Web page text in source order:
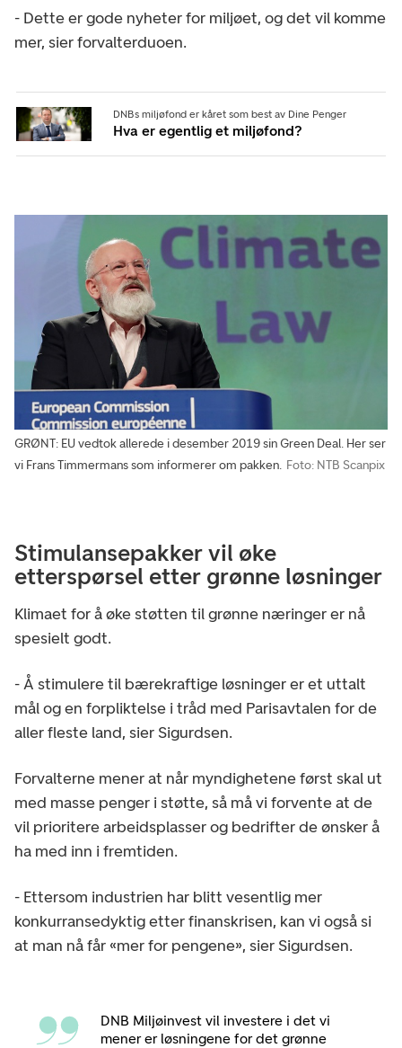
- Dette er gode nyheter for miljøet, og det vil komme
mer, sier forvalterduoen.
DNBs miljøfond er kåret som best av Dine Penger
Hva er egentlig et miljøfond?
GRØNT: EU vedtok allerede i desember 2019 sin Green Deal. Her ser
vi Frans Timmermans som informerer om pakken. Foto: NTB Scanpix
Stimulansepakker vil øke
etterspørsel etter grønne løsninger
Klimaet for å øke støtten til grønne næringer er nå
spesielt godt.
- Å stimulere til bærekraftige løsninger er et uttalt
mål og en forpliktelse i tråd med Parisavtalen for de
aller fleste land, sier Sigurdsen.
Forvalterne mener at når myndighetene først skal ut
med masse penger i støtte, så må vi forvente at de
vil prioritere arbeidsplasser og bedrifter de ønsker å
ha med inn i fremtiden.
- Ettersom industrien har blitt vesentlig mer
konkurransedyktig etter finanskrisen, kan vi også si
at man nå får «mer for pengene», sier Sigurdsen.
DNB Miljøinvest vil investere i det vi
mener er løsningene for det grønne